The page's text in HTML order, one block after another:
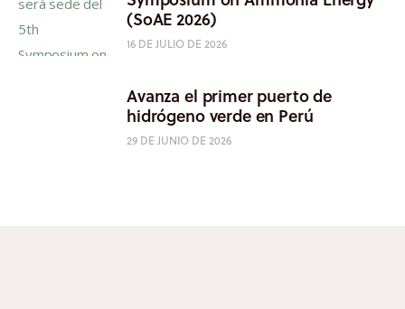
(SoAE 2026)
16 DE JULIO DE 2026
Avanza el primer puerto de
hidrógeno verde en Perú
29 DE JUNIO DE 2026